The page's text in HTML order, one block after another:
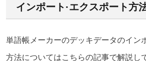
インポート·エクスポート方
単語帳メーカーのデッキデータのイン
方法についてはこちらの記事で解説し